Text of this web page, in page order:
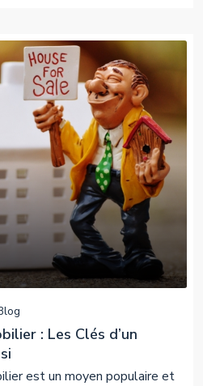
: Les Clés d’un
est un moyen populaire et